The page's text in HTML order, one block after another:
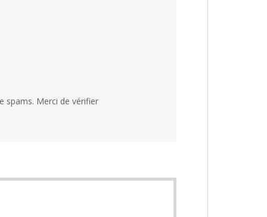
spams. Merci de vérifier